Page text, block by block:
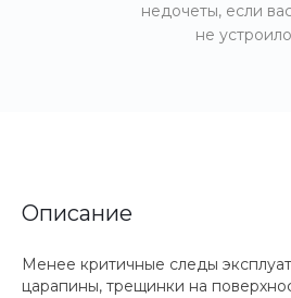
недочеты, если
не устроило
Описание
Менее критичные следы
царапины, трещинки на